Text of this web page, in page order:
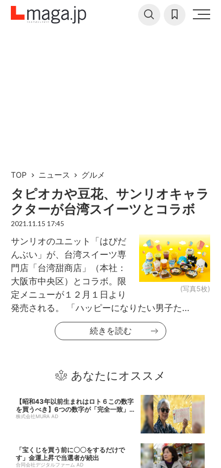
TOP ニュース グルメ
タピオカや豆花、サンリオキャラ
クターが台湾スイーツとコラボ
2021.11.15 17:45
(写真5枚)
サンリオのユニット「はぴだ
んぶい」が、台湾スイーツ専
門店「台湾甜商店」（本社：
大阪市中央区）とコラボ。限
定メニューが１２月１日より
発売される。 「ハッピーになりたい男子た...
続きを読む
あなたにオススメ
【昭和43年以前生まれはロト６この数字
を買うべき】6つの数字が「完全一致」す
る方...
株式会社MURA AD
「宝くじを買う前に〇〇をするだけで
す」金運上昇で当選者が続出
合同会社デジタルファーム AD